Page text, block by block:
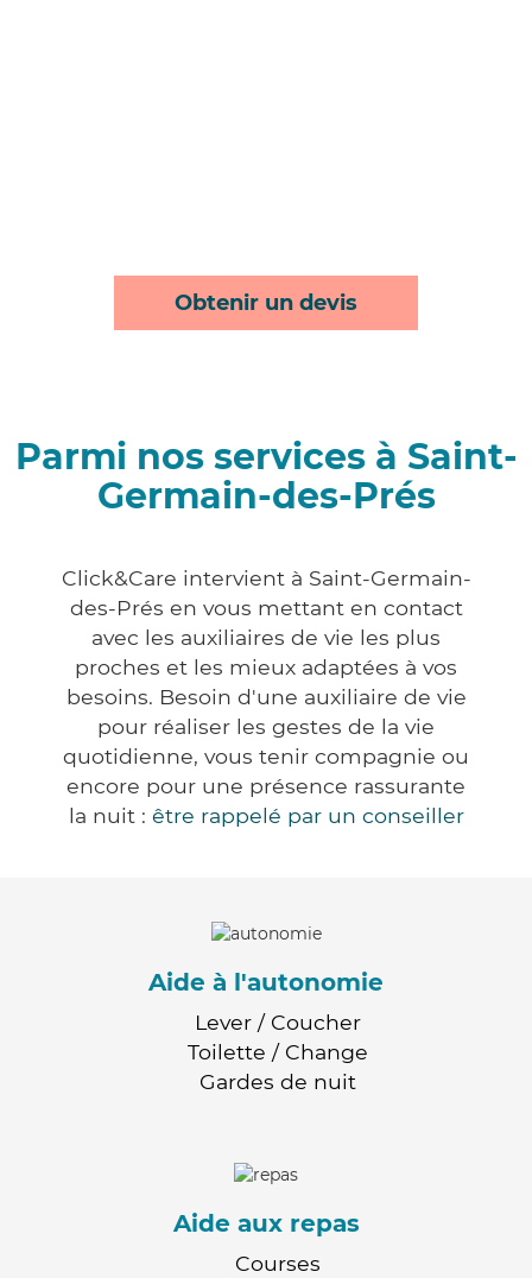
Obtenir un devis
Parmi nos services à Saint-
Germain-des-Prés
Click&Care intervient à Saint-Germain-
des-Prés en vous mettant en contact
avec les auxiliaires de vie les plus
proches et les mieux adaptées à vos
besoins. Besoin d'une auxiliaire de vie
pour réaliser les gestes de la vie
quotidienne, vous tenir compagnie ou
encore pour une présence rassurante
la nuit : être rappelé par un conseiller
Aide à l'autonomie
Lever / Coucher
Toilette / Change
Gardes de nuit
Aide aux repas
Courses